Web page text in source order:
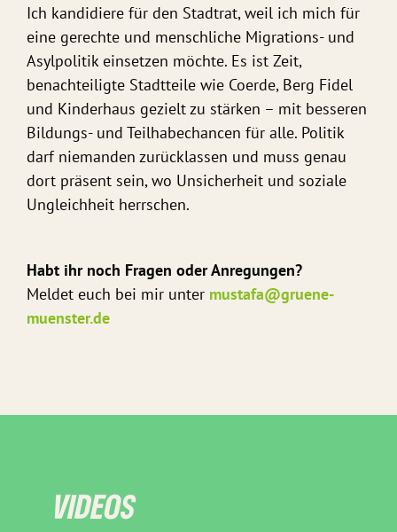
Ich kandidiere für den Stadtrat, weil ich mich für
eine gerechte und menschliche Migrations- und
Asylpolitik einsetzen möchte. Es ist Zeit,
benachteiligte Stadtteile wie Coerde, Berg Fidel
und Kinderhaus gezielt zu stärken – mit besseren
Bildungs- und Teilhabechancen für alle. Politik
darf niemanden zurücklassen und muss genau
dort präsent sein, wo Unsicherheit und soziale
Ungleichheit herrschen.
Habt ihr noch Fragen oder Anregungen?
Meldet euch bei mir unter mustafa@gruene-
muenster.de
VIDEOS